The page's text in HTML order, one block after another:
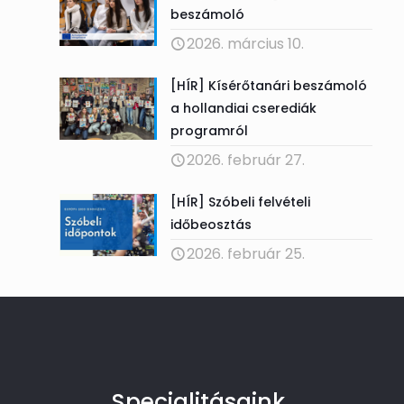
beszámoló
2026. március 10.
[HÍR] Kísérőtanári beszámoló
a hollandiai cserediák
programról
2026. február 27.
[HÍR] Szóbeli felvételi
időbeosztás
2026. február 25.